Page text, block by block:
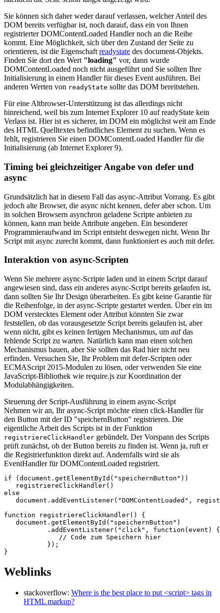
Sie können sich daher weder darauf verlassen, welcher Anteil des
DOM bereits verfügbar ist, noch darauf, dass ein von Ihnen
registrierter DOMContentLoaded Handler noch an die Reihe
kommt. Eine Möglichkeit, sich über den Zustand der Seite zu
orientieren, ist die Eigenschaft readystate des document-Objekts.
Finden Sie dort den Wert "loading" vor, dann wurde
DOMContentLoaded noch nicht ausgeführt und Sie sollten Ihre
Initialisierung in einem Handler für dieses Event ausführen. Bei
anderen Werten von readyState sollte das DOM bereitstehen.
Für eine Altbrowser-Unterstützung ist das allerdings nicht
hinreichend, weil bis zum Internet Explorer 10 auf readyState kein
Verlass ist. Hier ist es sicherer, im DOM ein möglichst weit am Ende
des HTML Quelltextes befindliches Element zu suchen. Wenn es
fehlt, registrieren Sie einen DOMContentLoaded Handler für die
Initialisierung (ab Internet Explorer 9).
Timing bei gleichzeitiger Angabe von defer und
async
Grundsätzlich hat in diesem Fall das async-Attribut Vorrang. Es gibt
jedoch alte Browser, die async nicht kennen, defer aber schon. Um
in solchen Browsern asynchron geladene Scripte anbieten zu
können, kann man beide Attribute angeben. Ein besonderer
Programmieraufwand im Script entsteht deswegen nicht. Wenn Ihr
Script mit async zurecht kommt, dann funktioniert es auch mit defer.
Interaktion von async-Scripten
Wenn Sie mehrere async-Scripte laden und in einem Script darauf
angewiesen sind, dass ein anderes async-Script bereits gelaufen ist,
dann sollten Sie Ihr Design überarbeiten. Es gibt keine Garantie für
die Reihenfolge, in der async-Scripte gestartet werden. Über ein im
DOM verstecktes Element oder Attribut könnten Sie zwar
feststellen, ob das vorausgesetzte Script bereits gelaufen ist, aber
wenn nicht, gibt es keinen fertigen Mechanismus, um auf das
fehlende Script zu warten. Natürlich kann man einen solchen
Mechanismus bauen, aber Sie sollten das Rad hier nicht neu
erfinden. Versuchen Sie, Ihr Problem mit defer-Scripten oder
ECMAScript 2015-Modulen zu lösen, oder verwenden Sie eine
JavaScript-Bibliothek wie require.js zur Koordination der
Modulabhängigkeiten.
Steuerung der Script-Ausführung in einem async-Script
Nehmen wir an, Ihr async-Script möchte einen click-Handler für
den Button mit der ID "speichernButton" registrieren. Die
eigentliche Arbeit des Scripts ist in der Funktion
registriereClickHandler gebündelt. Der Vorspann des Scripts
prüft zunächst, ob der Button bereits zu finden ist. Wenn ja, ruft er
die Registrierfunktion direkt auf. Andernfalls wird sie als
EventHandler für DOMContentLoaded registriert.
if ( document . getElementById ( "speichernButton" ))
registriereClickHandler()
else
document . addEventListener( "DOMContentLoaded" ,
function
registriereClickHandler()
{
document . getElementById ( "speichernButton" )
. addEventListener( "click" , function ( event )
{
// Code zum Speichern hier
});
}
Weblinks
stackoverflow: Where is the best place to put <script> tags in
HTML markup?